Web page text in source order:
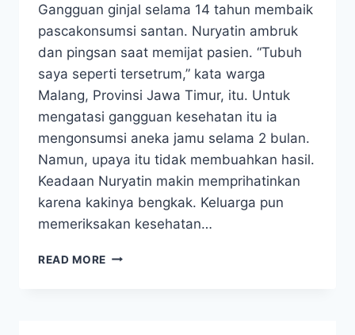
Gangguan ginjal selama 14 tahun membaik
pascakonsumsi santan. Nuryatin ambruk
dan pingsan saat memijat pasien. “Tubuh
saya seperti tersetrum,” kata warga
Malang, Provinsi Jawa Timur, itu. Untuk
mengatasi gangguan kesehatan itu ia
mengonsumsi aneka jamu selama 2 bulan.
Namun, upaya itu tidak membuahkan hasil.
Keadaan Nuryatin makin memprihatinkan
karena kakinya bengkak. Keluarga pun
memeriksakan kesehatan…
READ MORE GINJAL